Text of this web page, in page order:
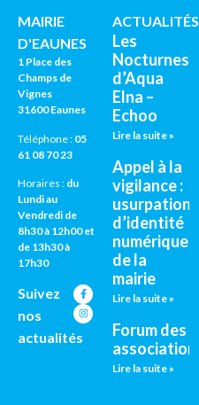
MAIRIE
D'EAUNES
1 Place des
Champs de
Vignes
31600 Eaunes
Téléphone : 05
61 08 70 23
Horaires : du
Lundi au
Vendredi de
8h30 à 12h00 et
de 13h30 à
17h30
Suivez
nos
actualités
ACTUALITÉS
Les
Nocturnes
d’Aqua
Elna –
Echoo
Lire la suite »
Appel à la
vigilance :
usurpation
d’identité
numérique
de la
mairie
Lire la suite »
Forum des
associations
Lire la suite »